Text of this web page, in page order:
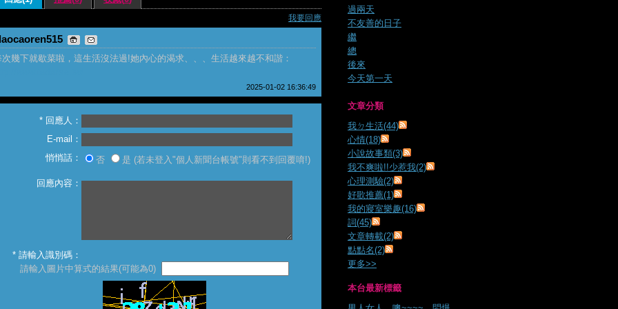
我要回應
次幾下就歇菜啦，這生活沒法過!她內心的渴求、、、生活越來越不和諧：
2025-01-02 16:36:49
* 回應人：
E-mail：
悄悄話：
否 是 (若未登入"個人新聞台帳號"則看不到回覆唷!)
回應內容：
* 請輸入識別碼：
請輸入圖片中算式的結果(可能為0)
過兩天
不友善的日子
繼
總
後來
今天第一天
文章分類
我ㄉ生活(44)
心情(18)
小說故事類(3)
我不爽啦!!少惹我(2)
心理測驗(2)
好歌推薦(1)
我的寢室樂趣(16)
詞(45)
文章轉載(2)
點點名(2)
更多>>
本台最新標籤